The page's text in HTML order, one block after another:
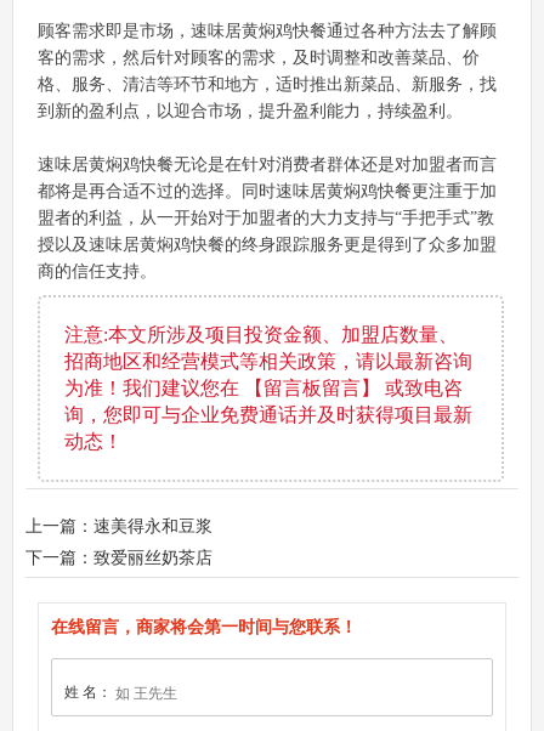
顾客需求即是市场，速味居黄焖鸡快餐通过各种方法去了解顾
客的需求，然后针对顾客的需求，及时调整和改善菜品、价
格、服务、清洁等环节和地方，适时推出新菜品、新服务，找
到新的盈利点，以迎合市场，提升盈利能力，持续盈利。
速味居黄焖鸡快餐无论是在针对消费者群体还是对加盟者而言
都将是再合适不过的选择。同时速味居黄焖鸡快餐更注重于加
盟者的利益，从一开始对于加盟者的大力支持与“手把手式”教
授以及速味居黄焖鸡快餐的终身跟踪服务更是得到了众多加盟
商的信任支持。
注意:本文所涉及项目投资金额、加盟店数量、
招商地区和经营模式等相关政策，请以最新咨询
为准！我们建议您在 【留言板留言】 或致电咨
询，您即可与企业免费通话并及时获得项目最新
动态！
上一篇：速美得永和豆浆
下一篇：致爱丽丝奶茶店
在线留言，商家将会第一时间与您联系！
姓 名：